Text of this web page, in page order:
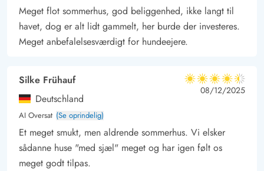
Meget flot sommerhus, god beliggenhed, ikke langt til
havet, dog er alt lidt gammelt, her burde der investeres.
Meget anbefalelsesværdigt for hundeejere.
Silke Frühauf
Deutschland
AI Oversat (Se oprindelig)
4.5 ud af 5
4.5 ud af 5
4.5 out of 5
08/12/2025
Et meget smukt, men aldrende sommerhus. Vi elsker
sådanne huse "med sjæl" meget og har igen følt os
meget godt tilpas.